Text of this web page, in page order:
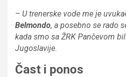
– U trenerske vode me je
Belmondo, a posebno se rado
kada smo sa ŽRK Pančevom
Jugoslavije.
Čast i ponos